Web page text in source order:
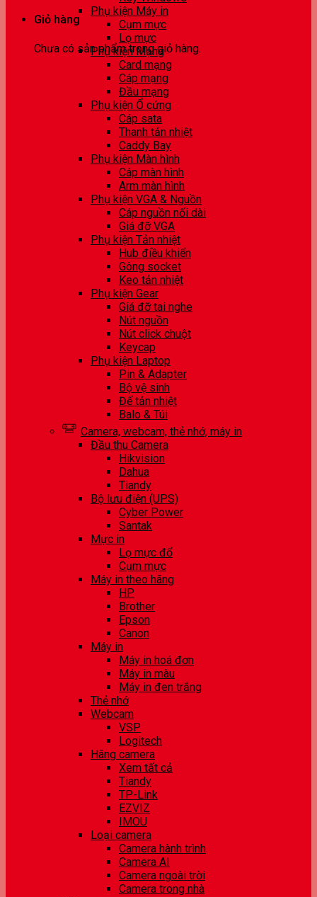
Giỏ hàng
Chưa có sản phẩm trong giỏ hàng.
Phụ kiện Máy in
Cụm mực
Lọ mực
Phụ kiện Mạng
Card mạng
Cáp mạng
Đầu mạng
Phụ kiện Ổ cứng
Cáp sata
Thanh tản nhiệt
Caddy Bay
Phụ kiện Màn hình
Cáp màn hình
Arm màn hình
Phụ kiện VGA & Nguồn
Cáp nguồn nối dài
Giá đỡ VGA
Phụ kiện Tản nhiệt
Hub điều khiển
Gông socket
Keo tản nhiệt
Phụ kiện Gear
Giá đỡ tai nghe
Nút nguồn
Nút click chuột
Keycap
Phụ kiện Laptop
Pin & Adapter
Bộ vệ sinh
Đế tản nhiệt
Balo & Túi
Camera, webcam, thẻ nhớ, máy in
Đầu thu Camera
Hikvision
Dahua
Tiandy
Bộ lưu điện (UPS)
Cyber Power
Santak
Mực in
Lọ mực đổ
Cụm mực
Máy in theo hãng
HP
Brother
Epson
Canon
Máy in
Máy in hoá đơn
Máy in màu
Máy in đen trắng
Thẻ nhớ
Webcam
VSP
Logitech
Hãng camera
Xem tất cả
Tiandy
TP-Link
EZVIZ
IMOU
Loại camera
Camera hành trình
Camera AI
Camera ngoài trời
Camera trong nhà